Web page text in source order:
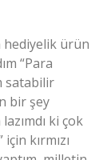
hediyelik ürün
“Para
satabilir
bir şey
ki çok
kırmızı